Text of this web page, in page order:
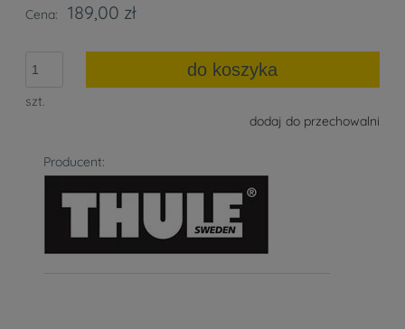
Cena: 189,00 zł
szt.
do koszyka
dodaj do przechowalni
Producent: